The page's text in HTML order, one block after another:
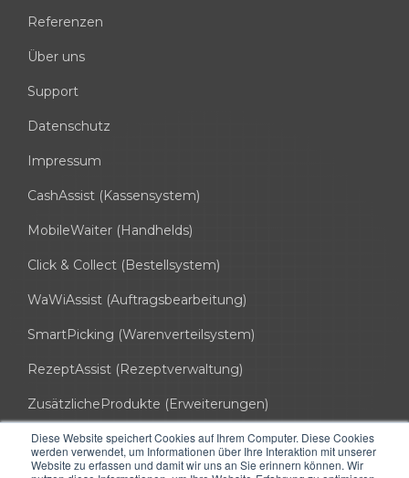
Diese Website speichert Cookies auf Ihrem Computer. Diese Cookies
werden verwendet, um Informationen über Ihre Interaktion mit unserer
Website zu erfassen und damit wir uns an Sie erinnern können. Wir
Referenzen
Über uns
Support
Datenschutz
Impressum
CashAssist (Kassensystem)
MobileWaiter (Handhelds)
Click & Collect (Bestellsystem)
WaWiAssist (Auftragsbearbeitung)
SmartPicking (Warenverteilsystem)
RezeptAssist (Rezeptverwaltung)
ZusätzlicheProdukte (Erweiterungen)
info@hssoft.de
0721 754 037 50